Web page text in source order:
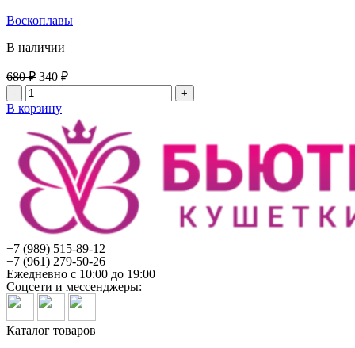
Воскоплавы
В наличии
680₽ Первоначальная
цена
составляла
680 ₽.
340 ₽
цена:
340 ₽.
Количество
товара
защитное
для
баночного
воскоплава
50шт
ИГРОbeauty
В корзину
+7 (989) 515-89-12
+7 (961) 279-50-26
Ежедневно с 10:00 до 19:00
Соцсети и мессенджеры:
Каталог товаров